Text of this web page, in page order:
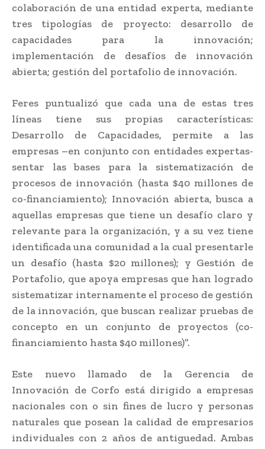
colaboración de una entidad experta, mediante
tres tipologías de proyecto: desarrollo de
capacidades para la innovación;
implementación de desafíos de innovación
abierta; gestión del portafolio de innovación.
Feres puntualizó que cada una de estas tres
líneas tiene sus propias características:
Desarrollo de Capacidades, permite a las
empresas –en conjunto con entidades expertas-
sentar las bases para la sistematización de
procesos de innovación (hasta $40 millones de
co-financiamiento); Innovación abierta, busca a
aquellas empresas que tiene un desafío claro y
relevante para la organización, y a su vez tiene
identificada una comunidad a la cual presentarle
un desafío (hasta $20 millones); y Gestión de
Portafolio, que apoya empresas que han logrado
sistematizar internamente el proceso de gestión
de la innovación, que buscan realizar pruebas de
concepto en un conjunto de proyectos (co-
financiamiento hasta $40 millones)”.
Este nuevo llamado de la Gerencia de
Innovación de Corfo está dirigido a empresas
nacionales con o sin fines de lucro y personas
naturales que posean la calidad de empresarios
individuales con 2 años de antiguedad. Ambas